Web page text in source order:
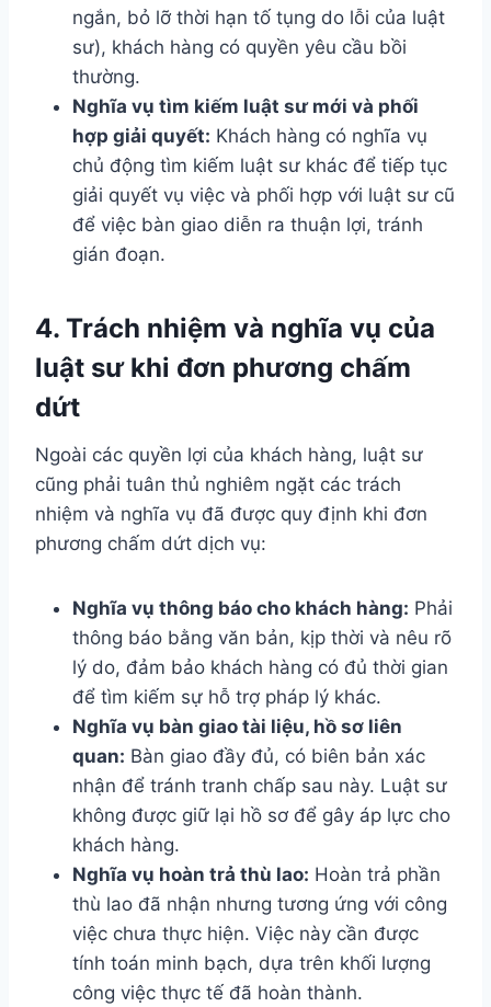
ngắn, bỏ lỡ thời hạn tố tụng do lỗi của luật
sư), khách hàng có quyền yêu cầu bồi
thường.
Nghĩa vụ tìm kiếm luật sư mới và phối
hợp giải quyết: Khách hàng có nghĩa vụ
chủ động tìm kiếm luật sư khác để tiếp tục
giải quyết vụ việc và phối hợp với luật sư cũ
để việc bàn giao diễn ra thuận lợi, tránh
gián đoạn.
4. Trách nhiệm và nghĩa vụ của
luật sư khi đơn phương chấm
dứt
Ngoài các quyền lợi của khách hàng, luật sư
cũng phải tuân thủ nghiêm ngặt các trách
nhiệm và nghĩa vụ đã được quy định khi đơn
phương chấm dứt dịch vụ:
Nghĩa vụ thông báo cho khách hàng: Phải
thông báo bằng văn bản, kịp thời và nêu rõ
lý do, đảm bảo khách hàng có đủ thời gian
để tìm kiếm sự hỗ trợ pháp lý khác.
Nghĩa vụ bàn giao tài liệu, hồ sơ liên
quan: Bàn giao đầy đủ, có biên bản xác
nhận để tránh tranh chấp sau này. Luật sư
không được giữ lại hồ sơ để gây áp lực cho
khách hàng.
Nghĩa vụ hoàn trả thù lao: Hoàn trả phần
thù lao đã nhận nhưng tương ứng với công
việc chưa thực hiện. Việc này cần được
tính toán minh bạch, dựa trên khối lượng
công việc thực tế đã hoàn thành.